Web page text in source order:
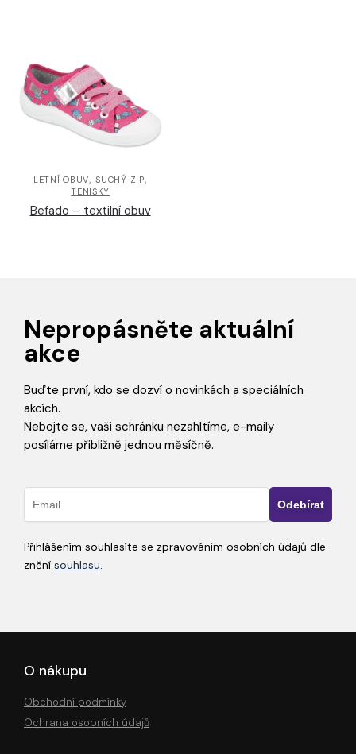
LETNÍ OBUV,SUCHÝ ZIP,
TENISKY
Befado – textilní obuv
Nepropásněte aktuální
akce
Buďte první, kdo se dozví o novinkách a speciálních
akcích.
Nebojte se, vaši schránku nezahltíme, e-maily
posíláme přibližně jednou měsíčně.
Přihlášením souhlasíte se zpravováním osobních údajů dle
znění souhlasu.
O nákupu
Obchodní podmínky
Ochrana osobních údajů